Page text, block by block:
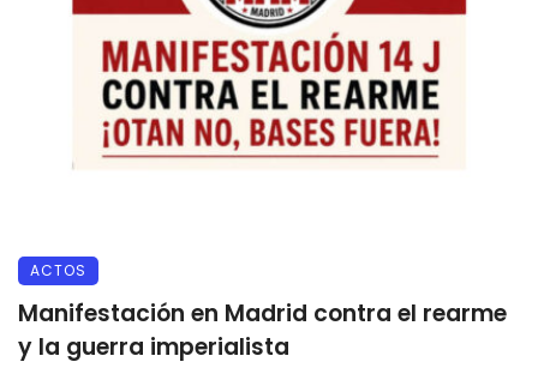
ACTOS
Manifestación en Madrid contra el rearme
y la guerra imperialista